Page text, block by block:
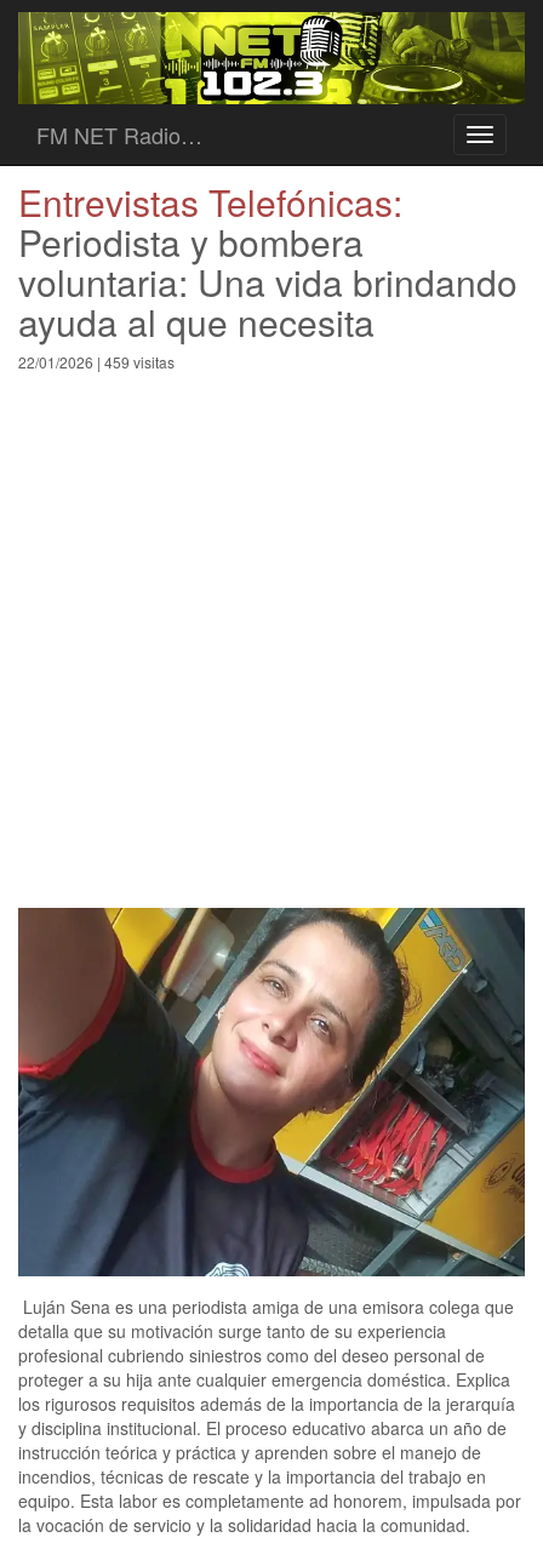
Toggle
FM NET Radio…
Entrevistas Telefónicas:
Periodista y bombera
voluntaria: Una vida brindando
ayuda al que necesita
22/01/2026 | 459 visitas
Luján Sena es una periodista amiga de una emisora colega que
detalla que su motivación surge tanto de su experiencia
profesional cubriendo siniestros como del deseo personal de
proteger a su hija ante cualquier emergencia doméstica. Explica
los rigurosos requisitos además de la importancia de la jerarquía
y disciplina institucional. El proceso educativo abarca un año de
instrucción teórica y práctica y aprenden sobre el manejo de
incendios, técnicas de rescate y la importancia del trabajo en
equipo. Esta labor es completamente ad honorem, impulsada por
la vocación de servicio y la solidaridad hacia la comunidad.